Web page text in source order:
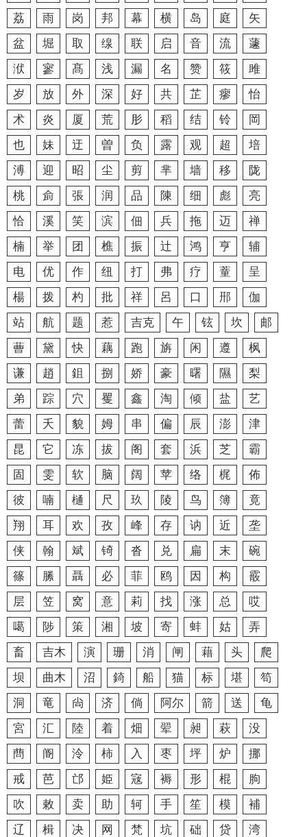
荔 雨 岗 邦 幕 横 岛 庭
矢
盆
堀 取 缐 联 启 音 流
蘧
洑
寥 髙 浅 漏 名 赞 筱
雎
岁
放 外 深 好 共 芷 瘳
怡
术
炎 厦 荒 肜 稻 结 铃
岡
也
妹 迂 曽 负 露 观 超
培
溥
迎 昭 尘 剪 芈 墙 移
陇
桃
侴 張 润 品 陳 细 彪
亮
恰
溪 笑 滨 佃 兵 拖 迈
禅
楠
举 团 樵 振 辻 鸿 亨
辅
电
优 作 纽 打 弗 疗 蕫
呈
楊
拨 杓 批 祥 呂 口 郉
伽
站
航 题 惹 吉克 午 铉 坎
邮
蓸
黛 快 藕 跑 旃 闲 遵
枫
谦
趙 鉏 捌 娇 豪 曙 隰
梨
弟
踪 穴 矍 鑫 淘 倾 盐
艺
蕾
夭 貌 姆 串 偏 辰 澎
津
昆
它 冻 拔 阁 套 浜 芝
霸
固
雯 软 脑 阔 苹 络 梶
佈
彼
喃 樋 尺 玖 陵 鸟 簿
竟
翔
耳 欢 孜 峰 存 讷 近
垄
侠
翰 斌 锜 沓 兑 扁 末
碗
篠
縢 聶 必 菲 鸥 因 构
霰
层
笠 窝 意 莉 找 涨 总
哎
噶
陟 策 湘 坡 寄 蚌 姑
弄
畜
吉木 演 珊 消 闸 藉 头
爬
坝
曲木 沼 錡 船 猫 标 堪
笱
洞
竜 尙 济 倘 阿尔 箭 送
龟
宮
汇 陸 着 畑 翚 昶 萩
没
蔄
阍 泠 柿 入 枣 坪 炉
挪
戒
芭 邙 姫 宼 褥 形 棍
朐
吹
敕 卖 助 轲 手 笙 模
補
辽
楫 决 网 梵 坑 础 贷
湾